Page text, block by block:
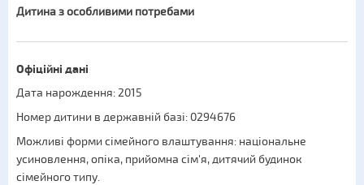
Дитина з особливими потребами
Офіційні дані
Дата нарождення: 2015
Номер дитини в державній базі: 0294676
Можливі форми сімейного влаштування: національне
усиновлення,опіка, прийомна сім'я,дитячий будинок
сімейного типу.